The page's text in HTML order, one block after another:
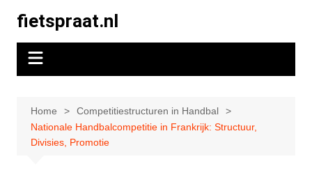
content
fietspraat.nl
Home
Competitiestructuren in Handbal
Nationale Handbalcompetitie in Frankrijk: Structuur,
Divisies, Promotie